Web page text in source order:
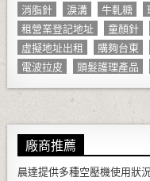
消脂針
淚溝 牛軋糖
租營業登記地址
童顏針
虛擬地址出租
購夠台東
電波拉皮
頭髮護理產品
廠商推薦
晨達提供多種空壓機使用狀